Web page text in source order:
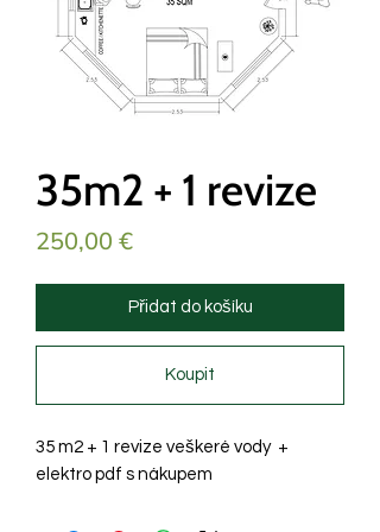
35m2 + 1 revize
250,00 €Cena
Přidat do košíku
Koupit
35 m2 + 1 revize veškeré vody +
elektro pdf s nákupem